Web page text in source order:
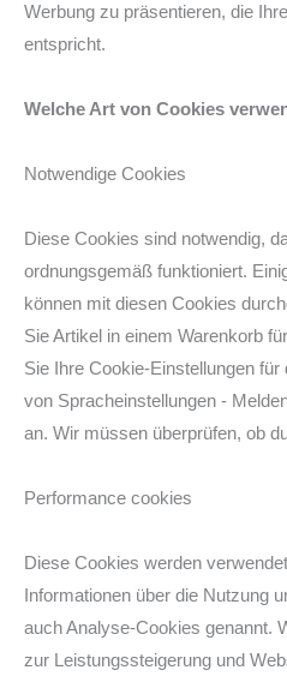
Werbung zu präsentieren, die
entspricht.
Welche Art von Cookies
Notwendige Cookies
Diese Cookies sind notwendig,
ordnungsgemäß funktioniert.
können mit diesen Cookies
Sie Artikel in einem Warenkorb
Sie Ihre Cookie-Einstellungen
von Spracheinstellungen -
an. Wir müssen überprüfen, ob
Performance cookies
Diese Cookies werden
Informationen über die Nutzung
auch Analyse-Cookies genannt.
zur Leistungssteigerung und